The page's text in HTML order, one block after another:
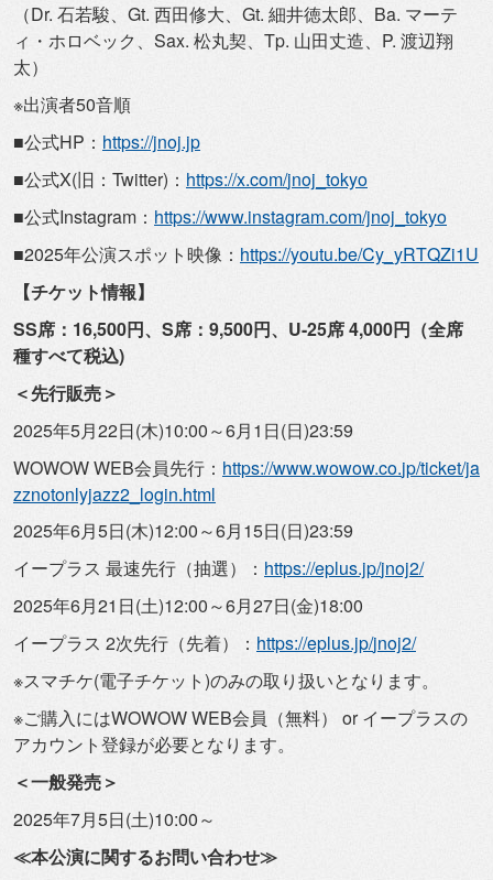
（Dr. 石若駿、Gt. 西田修大、Gt. 細井徳太郎、Ba. マーテ
ィ・ホロベック、Sax. 松丸契、Tp. 山田丈造、P. 渡辺翔
太）
※出演者50音順
■公式HP： https://jnoj.jp
■公式X(旧：Twitter)： https://x.com/jnoj_tokyo
■公式Instagram： https://www.instagram.com/jnoj_tokyo
■2025年公演スポット映像： https://youtu.be/Cy_yRTQZi1U
【チケット情報】
SS席：16,500円、S席：9,500円、U-25席 4,000円（全席
種すべて税込)
＜先行販売＞
2025年5月22日(木)10:00～6月1日(日)23:59
WOWOW WEB会員先行： https://www.wowow.co.jp/ticket/ja
zznotonlyjazz2_ login.html
2025年6月5日(木)12:00～6月15日(日)23:59
イープラス 最速先行（抽選）： https://eplus.jp/jnoj2/
2025年6月21日(土)12:00～6月27日(金)18:00
イープラス 2次先行（先着）： https://eplus.jp/jnoj2/
※スマチケ(電子チケット)のみの取り扱いとなります。
※ご購入にはWOWOW WEB会員（無料） or イープラスの
アカウント登録が必要となります。
＜一般発売＞
2025年7月5日(土)10:00～
≪本公演に関するお問い合わせ≫